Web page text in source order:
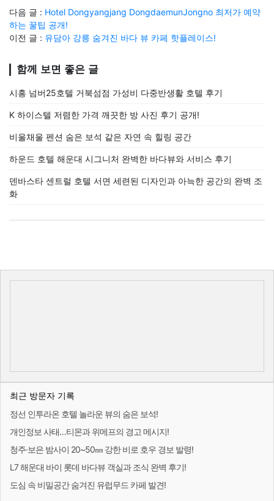
다음 글 : Hotel Dongyangjang DongdaemunJongno 최저가 예약
하는 꿀팁 공개!
이전 글 : 유담아 강릉 숨겨진 바다 뷰 카페 핫플레이스!
함께 보면 좋은 글
시흥 넘버25호텔 거북섬점 가성비 다중반생활 호텔 후기
K 하이스텔 저렴한 가격 깨끗한 방 사진 후기 공개!
비울채울 펜션 숨은 보석 같은 자연 속 힐링 공간
하운드 호텔 해운대 시그니처 완벽한 바다뷰와 서비스 후기
덴바스타 센트럴 호텔 서면 세련된 디자인과 아늑한 공간의 완벽 조
화
최근 방문자 기록
정선 인투라온 호텔 놀라운 뷰의 숨은 보석!
개인정보 사태…티몬과 위메프의 경고 메시지!
청주·보은 밤사이 20~50㎜ 강한 비로 호우 경보 발령!
L7 해운대 바이 롯데 바다뷰 객실과 조식 완벽 후기!
도심 속 비밀공간 숨겨진 유럽무드 카페 발견!